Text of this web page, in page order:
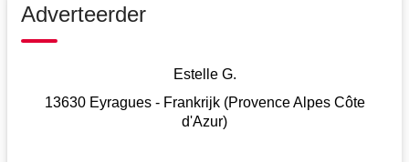
Adverteerder
Estelle G.
13630 Eyragues - Frankrijk (Provence Alpes Côte
d'Azur)